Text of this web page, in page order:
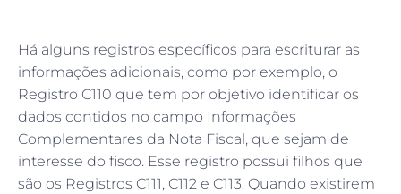
Há alguns registros específicos para escriturar as
informações adicionais, como por exemplo, o
Registro C110 que tem por objetivo identificar os
dados contidos no campo Informações
Complementares da Nota Fiscal, que sejam de
interesse do fisco. Esse registro possui filhos que
são os Registros C111, C112 e C113. Quando existirem